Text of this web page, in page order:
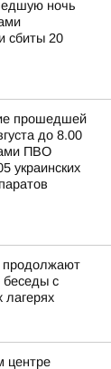
ночь
сбиты 20
прошедшей
до 8.00
ПВО
украинских
продолжают
беседы с
лагерях
центре